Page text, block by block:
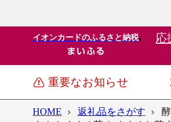
イオンカードのふるさと納税 応
重要なお知らせ
HOME 返礼品をさがす